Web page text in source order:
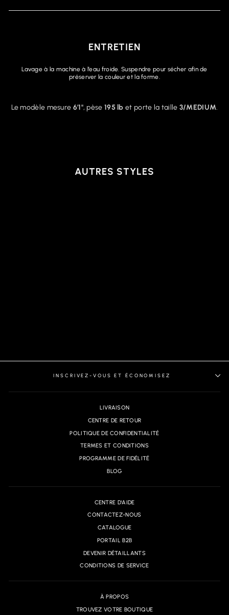
ENTRETIEN
Lavage à la machine à l’eau froide. Suspendre pour sécher afin de
préserver la couleur et la forme.
Le modèle mesure 6'1", pèse 195 lb et porte la taille 3/MEDIUM.
AUTRES STYLES
INSCRIVEZ-VOUS ET ÉCONOMISEZ
LIVRAISON
CENTRE DE RETOUR
POLITIQUE DE CONFIDENTIALITÉ
TERMES ET CONDITIONS
PROGRAMME DE FIDÉLITÉ
BLOG
CENTRE D'AIDE
CONTACTEZ-NOUS
CATALOGUE
PORTAIL B2B
DEVENIR DÉTAILLANTS
CONDITIONS DE SERVICE
À PROPOS
TROUVEZ VOTRE BOUTIQUE